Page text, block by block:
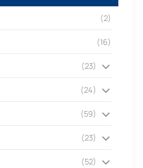
(2)
(16)
(23)
(24)
(59)
(23)
(52)